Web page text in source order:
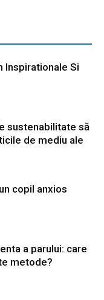
Inspirationale Si
sustenabilitate să
de mediu ale
copil anxios
a parului: care
metode?